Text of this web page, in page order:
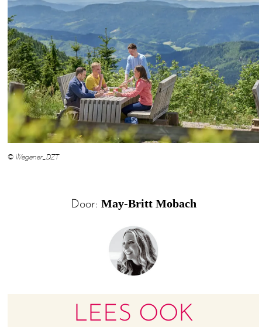
© Wegener_DZT
Door: May-Britt Mobach
LEES OOK